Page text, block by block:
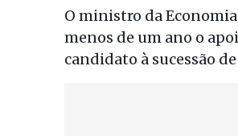
O ministro da
menos de um ano o
candidato à sucessão